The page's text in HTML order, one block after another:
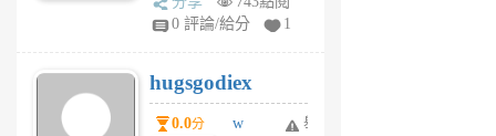
m
6
個
月
0 評論/給分
1
hugsgodiex
0.0分
w
舉